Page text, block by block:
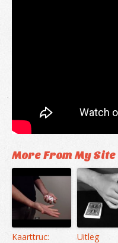
More From My Site
Kaarttruc:
Uitleg